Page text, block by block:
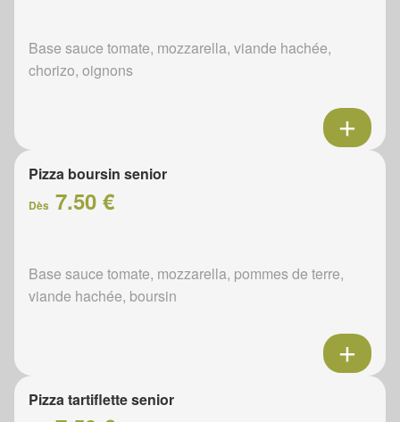
Base sauce tomate, mozzarella, viande hachée,
chorizo, oignons
Pizza boursin senior
Dès 7.50 €
Base sauce tomate, mozzarella, pommes de terre,
viande hachée, boursin
Pizza tartiflette senior